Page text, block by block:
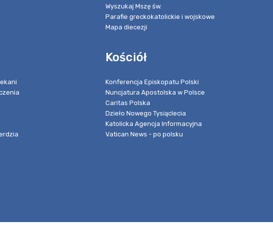
Wyszukaj Mszę św.
Parafie greckokatolickie i wojskowe
Mapa diecezji
Kościół
Konferencja Episkopatu Polski
Nuncjatura Apostolska w Polsce
Caritas Polska
Dzieło Nowego Tysiąclecia
Katolicka Agencja Informacyjna
Vatican News - po polsku